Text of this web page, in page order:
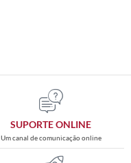
SUPORTE ONLINE
Um canal de comunicação online